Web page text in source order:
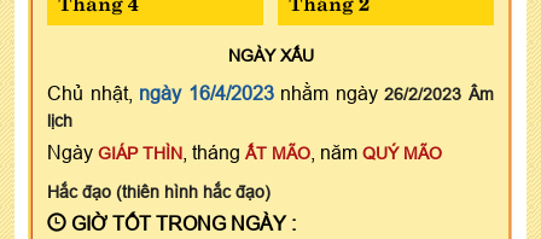
NGÀYXẤU
Chủ nhật, ngày 16/4/2023nhằm ngày26/2/2023 Âm
lịch
Ngày GIÁP THÌN , tháng ẤT MÃO , năm QUÝ MÃO
Hắc đạo (thiên hình hắc đạo)
GIỜ TỐT TRONG NGÀY :